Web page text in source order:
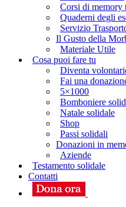
Corsi di memory
Quaderni degli
Servizio
Il Gusto della
Materiale Utile
Cosa puoi fare tu
Diventa
Fai una
5×1000
Bomboniere
Natale solidale
Shop
Passi solidali
Donazioni in
Aziende
Testamento solidale
Contatti